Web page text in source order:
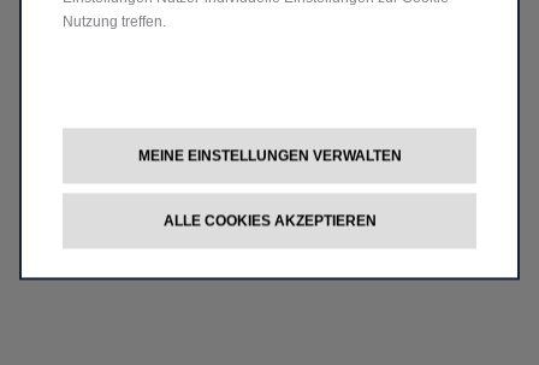
Nutzung treffen.
MEINE EINSTELLUNGEN VERWALTEN
ALLE COOKIES AKZEPTIEREN